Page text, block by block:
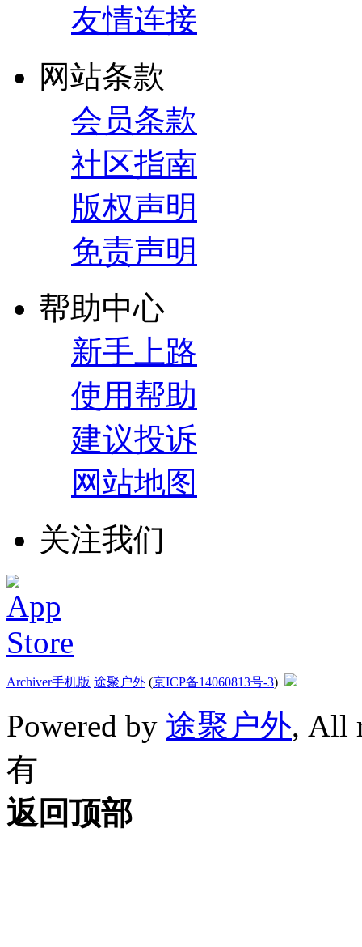
友情连接
网站条款
会员条款
社区指南
版权声明
免责声明
帮助中心
新手上路
使用帮助
建议投诉
网站地图
关注我们
Archiver手机版 途聚户外 (京ICP备14060813号-3)
Powered by 途聚户外, All
有
返回顶部